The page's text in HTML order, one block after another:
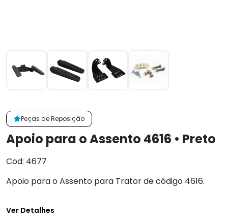
Peças de Reposição
Apoio para o Assento 4616 • Preto
Cod: 4677
Apoio para o Assento para Trator de código 4616.
Ver Detalhes